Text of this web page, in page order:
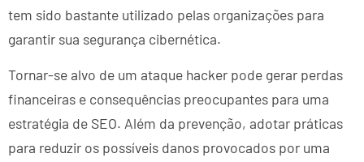
tem sido bastante utilizado pelas organizações para
garantir sua segurança cibernética.
Tornar-se alvo de um ataque hacker pode gerar perdas
financeiras e consequências preocupantes para uma
estratégia de SEO. Além da prevenção, adotar práticas
para reduzir os possíveis danos provocados por uma